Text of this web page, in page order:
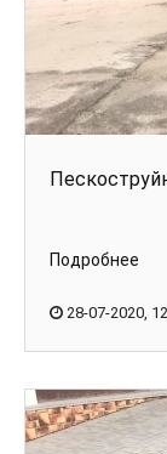
Подробнее
28-07-2020,